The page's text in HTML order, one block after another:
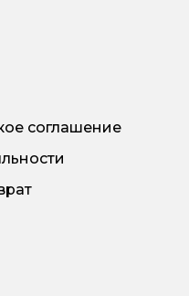
соглашение